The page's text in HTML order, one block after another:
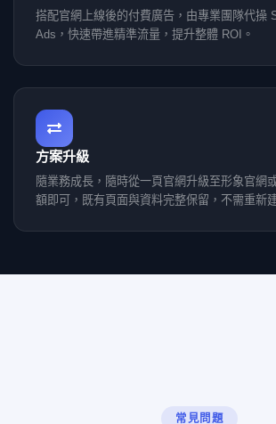
搭配官網上線後的付費廣告，由專業團隊代操
Ads，快速帶進精準流量，提升整體 ROI。
方案升級
隨業務成長，隨時從一頁官網升級至形象官網
額即可，既有頁面與資料完整保留，不需重新
常見問題